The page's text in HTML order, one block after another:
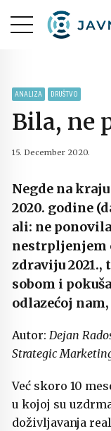
ANALIZA DRUŠTVO
Bila, ne
15. December 2020.
Negde na kraju
2020. godine
ali: ne
nestrpljenjem
zdraviju 2021.,
sobom i
odlazećoj
Autor: Dejan
Strategic
Već skoro 10
u kojoj su
doživljavanja